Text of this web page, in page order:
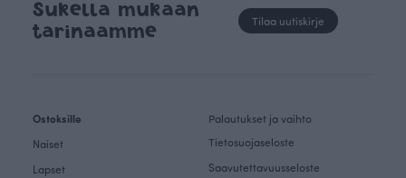
Sukella mukaan
tarinaamme
Tilaa uutiskirje
Ostoksille
Naiset
Lapset
Palautukset ja vaihto
Tietosuojaseloste
Saavutettavuusseloste